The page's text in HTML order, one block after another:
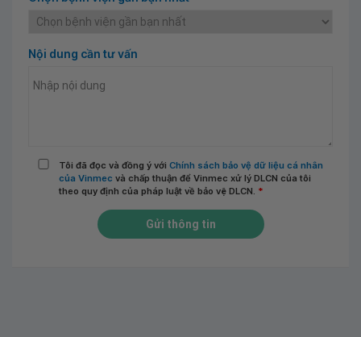
Nội dung cần tư vấn
Tôi đã đọc và đồng ý với Chính sách bảo vệ dữ liệu cá nhân
của Vinmec và chấp thuận để Vinmec xử lý DLCN của tôi
theo quy định của pháp luật về bảo vệ DLCN. *
Gửi thông tin